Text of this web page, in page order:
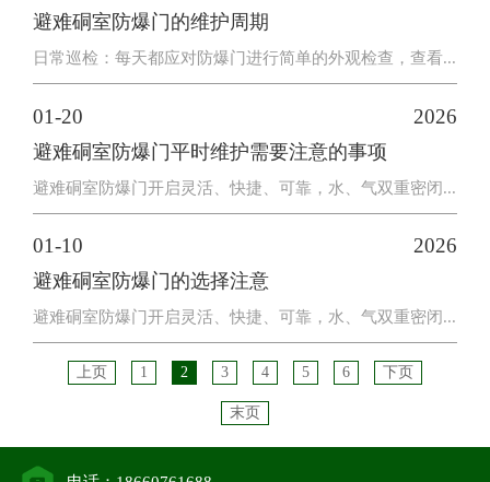
避难硐室防爆门的维护周期
日常巡检：每天都应对防爆门进行简单的外观检查，查看...
01-20 2026
避难硐室防爆门平时维护需要注意的事项
避难硐室防爆门开启灵活、快捷、可靠，水、气双重密闭...
01-10 2026
避难硐室防爆门的选择注意
避难硐室防爆门开启灵活、快捷、可靠，水、气双重密闭...
上页 1 2 3 4 5 6 下页
末页